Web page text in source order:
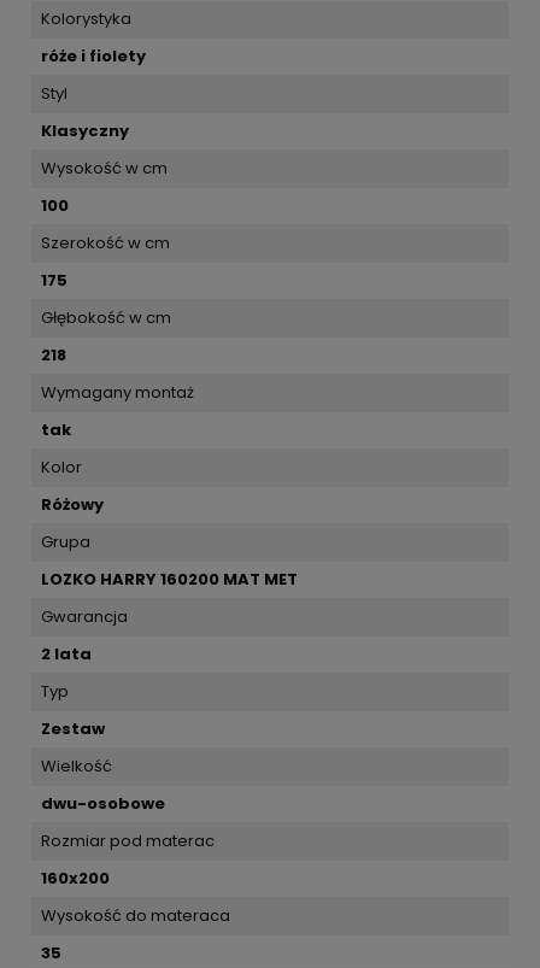
Kolorystyka
róże i fiolety
Styl
Klasyczny
Wysokość w cm
100
Szerokość w cm
175
Głębokość w cm
218
Wymagany montaż
tak
Kolor
Różowy
Grupa
LOZKO HARRY 160200 MAT MET
Gwarancja
2 lata
Typ
Zestaw
Wielkość
dwu-osobowe
Rozmiar pod materac
160x200
Wysokość do materaca
35